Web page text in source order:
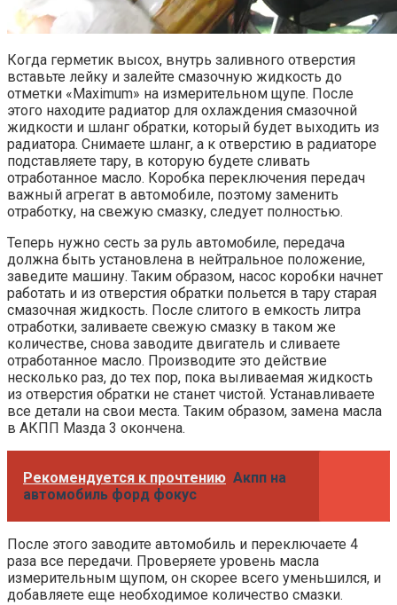
Когда герметик высох, внутрь заливного отверстия
вставьте лейку и залейте смазочную жидкость до
отметки «Maximum» на измерительном щупе. После
этого находите радиатор для охлаждения смазочной
жидкости и шланг обратки, который будет выходить из
радиатора. Снимаете шланг, а к отверстию в радиаторе
подставляете тару, в которую будете сливать
отработанное масло. Коробка переключения передач
важный агрегат в автомобиле, поэтому заменить
отработку, на свежую смазку, следует полностью.
Теперь нужно сесть за руль автомобиле, передача
должна быть установлена в нейтральное положение,
заведите машину. Таким образом, насос коробки начнет
работать и из отверстия обратки польется в тару старая
смазочная жидкость. После слитого в емкость литра
отработки, заливаете свежую смазку в таком же
количестве, снова заводите двигатель и сливаете
отработанное масло. Производите это действие
несколько раз, до тех пор, пока выливаемая жидкость
из отверстия обратки не станет чистой. Устанавливаете
все детали на свои места. Таким образом, замена масла
в АКПП Мазда 3 окончена.
Рекомендуется к прочтению Акпп на
автомобиль форд фокус
После этого заводите автомобиль и переключаете 4
раза все передачи. Проверяете уровень масла
измерительным щупом, он скорее всего уменьшился, и
добавляете еще необходимое количество смазки.